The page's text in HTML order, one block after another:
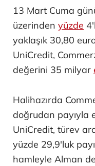
13 Mart Cuma
üzerinden yüzde
yaklaşık 30,80
UniCredit,
değerini 35 milyar
Halihazırda
doğrudan payıyla
UniCredit, türev
yüzde 29,9'luk
hamleyle Alman